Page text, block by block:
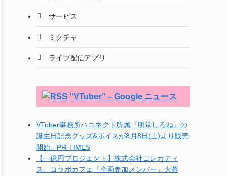
サービス
ミクチャ
ライブ配信アプリ
"VTuber" – Google ニュース
VTuber事務所ハコネクト所属『明堂しろね』の
誕生日記念グッズ&ボイスが8月8日(土)より販売
開始 - PR TIMES
【一億円プロジェクト】株式会社コレカティ
ス、コラボカフェ「企画参加メンバー」大募